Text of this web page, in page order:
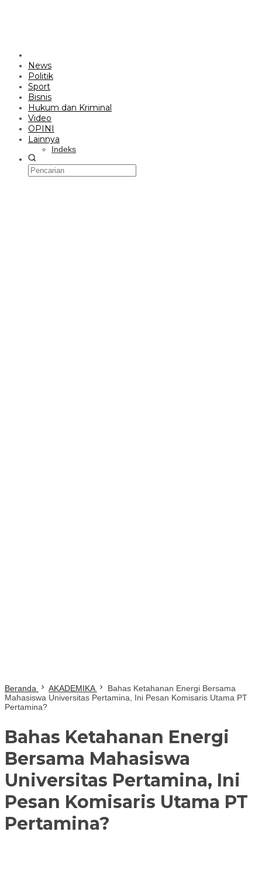
News
Politik
Sport
Bisnis
Hukum dan Kriminal
Video
OPINI
Lainnya
Indeks
Beranda AKADEMIKA
Bahas Ketahanan Energi Bersama
Mahasiswa Universitas Pertamina, Ini Pesan Komisaris Utama PT
Pertamina?
Bahas Ketahanan Energi
Bersama Mahasiswa
Universitas Pertamina, Ini
Pesan Komisaris Utama PT
Pertamina?